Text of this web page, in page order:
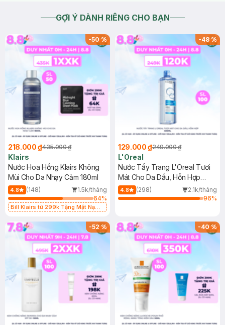
GỢI Ý DÀNH RIÊNG CHO BẠN
-50%
218.000 ₫435.000 ₫
Klairs
Nước Hoa Hồng Klairs Không
Mùi Cho Da Nhạy Cảm 180ml
4.8 (148)
1.5k/tháng
64%
Bill Klairs từ 299k Tặng Mặt Nạ
25ml (SL Có Hạn)
-48%
129.000 ₫249.000 ₫
L'Oreal
Nước Tẩy Trang L'Oreal Tươi
Mát Cho Da Dầu, Hỗn Hợp
400ml
4.8 (298)
2.1k/tháng
96%
-52% -40%